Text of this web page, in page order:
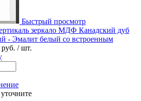
Быстрый просмотр
зеркало МДФ Канадский дуб
- Эмалит белый со встроенным
/ шт.